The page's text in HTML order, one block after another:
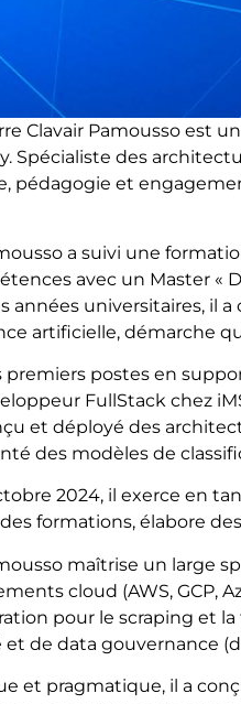
Clavair Pamousso est
Spécialiste des
pédagogie et
a suivi une
avec un Master «
années universitaires, il a
artificielle, démarche
premiers postes en
FullStack chez
et déployé des
des modèles de
2024, il exerce en
formations, élabore
maîtrise un large
cloud (AWS, GCP,
pour le scraping et
et de data gouvernance
et pragmatique, il a